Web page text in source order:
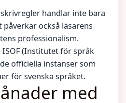
handlar inte bara
också läsarens
professionalism.
(Institutet för språk
officiella instanser som
för svenska språket.
med